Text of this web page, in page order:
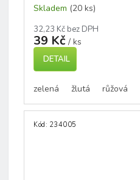
hrot, různé barvy
Skladem (20 ks)
32,23 Kč bez DPH
39 Kč / ks
DETAIL
zelená žlutá růžová
Kód: 234005